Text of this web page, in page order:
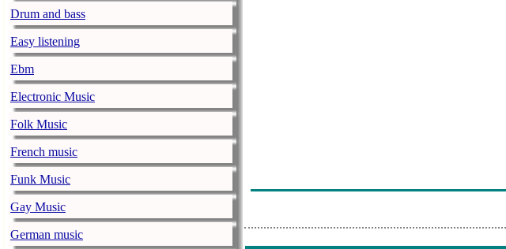
Drum and bass
Easy listening
Ebm
Electronic Music
Folk Music
French music
Funk Music
Gay Music
German music